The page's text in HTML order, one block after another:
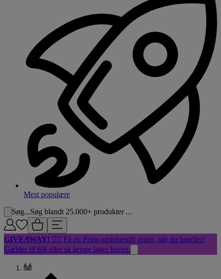
Mest populære
Søg...Søg blandt 25.000+ produkter ...
GIVEAWAY! 🏳️‍🌈 Få en Pride-sminkestift gratis, når du handler!
Gælder til 6/8 eller så længe lager haves.